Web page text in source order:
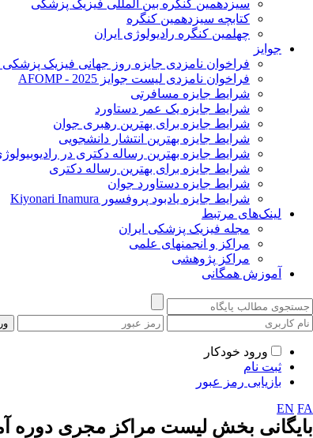
سیزدهمین کنگره بین المللی فیزیک پزشکی
کتابچه سیزدهمین کنگره
چهلمین کنگره رادیولوژی ایران
جوایز
فراخوان نامزدی جایزه روز جهانی فیزیک پزشکی 2026
فراخوان نامزدی لیست جوایز AFOMP - 2025
شرایط جایزه مسافرتی
شرایط جایزه یک عمر دستاورد
شرایط جایزه برای بهترین رهبری جوان
شرایط جایزه بهترین انتشار دانشجویی
شرایط جایزه بهترین رساله دکتری در
شرایط جایزه برای بهترین رساله دکتری
شرایط جایزه دستاورد جوان
شرایط جایزه یادبود پروفسور Kiyonari Inamura
لینک‌های مرتبط
مجله فیزیک پزشکی ایران
مراکز و انجمنهای علمی
مراکز پژوهشی
آموزش همگانی
ورود خودکار
ثبت نام
بازیابی رمز عبور
EN FA
بایگانی بخش لیست مراکز مجری دوره